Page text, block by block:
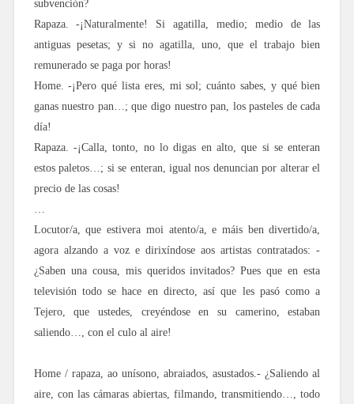
subvención?
Rapaza. -¡Naturalmente! Si agatilla, medio; medio de las
antiguas pesetas; y si no agatilla, uno, que el trabajo bien
remunerado se paga por horas!
Home. -¡Pero qué lista eres, mi sol; cuánto sabes, y qué bien
ganas nuestro pan…; que digo nuestro pan, los pasteles de cada
día!
Rapaza. -¡Calla, tonto, no lo digas en alto, que si se enteran
estos paletos…; si se enteran, igual nos denuncian por alterar el
precio de las cosas!
…
Locutor/a, que estivera moi atento/a, e máis ben divertido/a,
agora alzando a voz e dirixíndose aos artistas contratados: -
¿Saben una cousa, mis queridos invitados? Pues que en esta
televisión todo se hace en directo, así que les pasó como a
Tejero, que ustedes, creyéndose en su camerino, estaban
saliendo…, con el culo al aire!
Home / rapaza, ao unísono, abraiados, asustados.- ¿Saliendo al
aire, con las cámaras abiertas, filmando, transmitiendo…, todo